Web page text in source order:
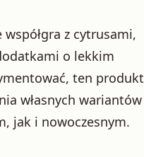
z cytrusami,
o lekkim
ten produkt
własnych wariantów
jak i nowoczesnym.